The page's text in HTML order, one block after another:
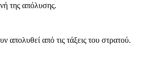
της απόλυσης.
απολυθεί από τις τάξεις του στρατού.